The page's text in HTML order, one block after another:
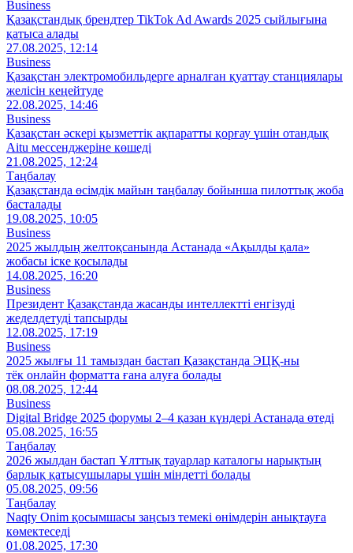
Business
Қазақcтандық брендтер TikTok Ad Awards 2025 сыйлығына
қатыса алады
27.08.2025, 12:14
Business
Қазақстан электромобильдерге арналған қуаттау станциялары
желісін кеңейтуде
22.08.2025, 14:46
Business
Қазақстан әскері қызметтік ақпаратты қорғау үшін отандық
Aitu мессенджеріне көшеді
21.08.2025, 12:24
Таңбалау
Қазақстанда өсімдік майын таңбалау бойынша пилоттық жоба
басталады
19.08.2025, 10:05
Business
2025 жылдың желтоқсанында Астанада «Ақылды қала»
жобасы іске қосылады
14.08.2025, 16:20
Business
Президент Қазақстанда жасанды интеллектті енгізуді
жеделдетуді тапсырды
12.08.2025, 17:19
Business
2025 жылғы 11 тамыздан бастап Қазақстанда ЭЦҚ-ны
тёк онлайн форматта ғана алуға болады
08.08.2025, 12:44
Business
Digital Bridge 2025 форумы 2–4 қазан күндері Астанада өтеді
05.08.2025, 16:55
Таңбалау
2026 жылдан бастап Ұлттық тауарлар каталогы нарықтың
барлық қатысушылары үшін міндетті болады
05.08.2025, 09:56
Таңбалау
Naqty Onim қосымшасы заңсыз темекі өнімдерін анықтауға
көмектеседі
01.08.2025, 17:30